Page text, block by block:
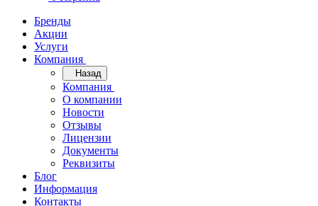
Бренды
Акции
Услуги
Компания
Назад
Компания
О компании
Новости
Отзывы
Лицензии
Документы
Реквизиты
Блог
Информация
Контакты